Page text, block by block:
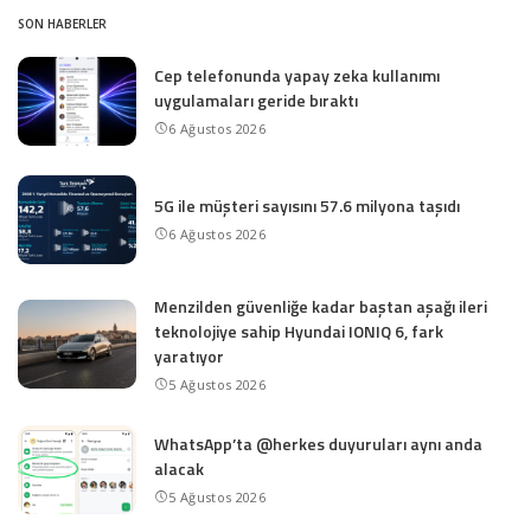
SON HABERLER
Cep telefonunda yapay zeka kullanımı
uygulamaları geride bıraktı
6 Ağustos 2026
5G ile müşteri sayısını 57.6 milyona taşıdı
6 Ağustos 2026
Menzilden güvenliğe kadar baştan aşağı ileri
teknolojiye sahip Hyundai IONIQ 6, fark
yaratıyor
5 Ağustos 2026
WhatsApp’ta @herkes duyuruları aynı anda
alacak
5 Ağustos 2026